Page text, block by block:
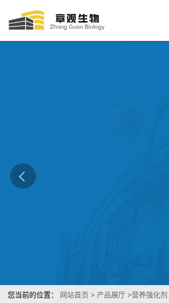
您当前的位置： 网站首页 > 产品展厅 >营养强化剂